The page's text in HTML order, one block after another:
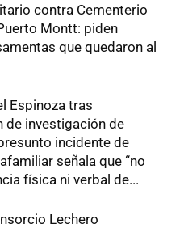
contra Cementerio
Montt: piden
que quedaron al
Espinoza tras
de investigación de
incidente de
señala que “no
física ni verbal de...
Lechero